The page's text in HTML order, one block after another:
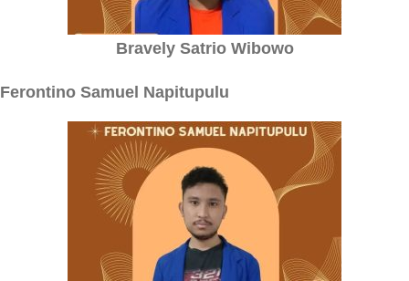
Bravely Satrio Wibowo
Ferontino Samuel Napitupulu